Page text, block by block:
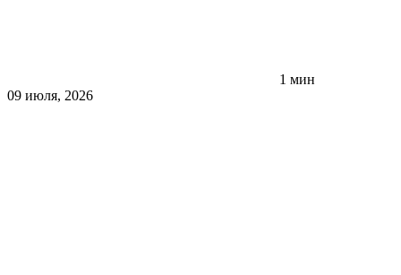
1 мин
09 июля, 2026